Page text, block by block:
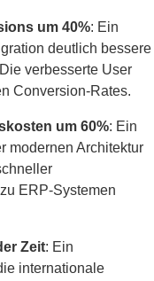
um 40%: Ein
deutlich bessere
verbesserte User
Conversion-Rates.
um 60%: Ein
modernen Architektur
ERP-Systemen
Zeit: Ein
internationale